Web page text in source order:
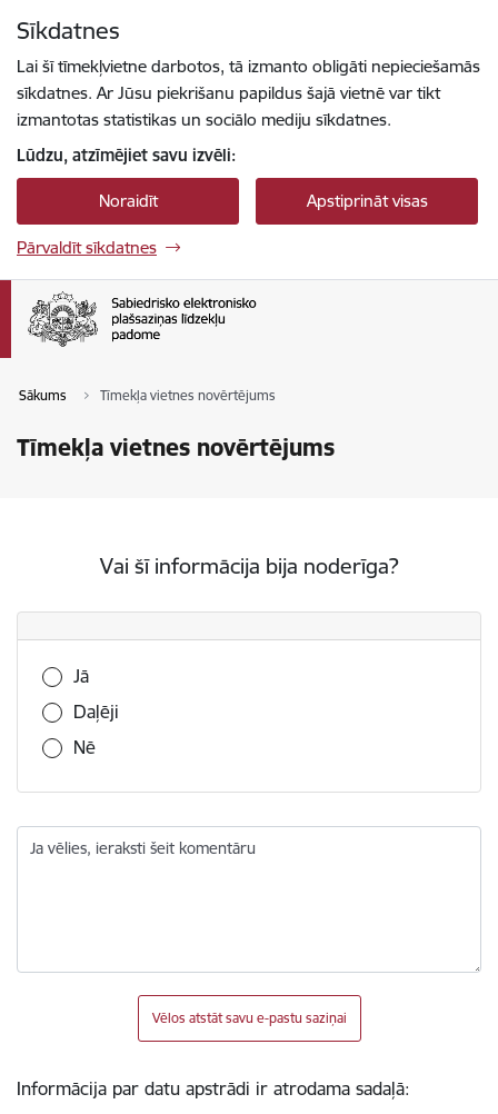
Sīkdatnes
Lai šī tīmekļvietne darbotos, tā izmanto obligāti nepieciešamās
sīkdatnes. Ar Jūsu piekrišanu papildus šajā vietnē var tikt
izmantotas statistikas un sociālo mediju sīkdatnes.
Lūdzu, atzīmējiet savu izvēli:
Noraidīt Apstiprināt visas
Pārvaldīt sīkdatnes
Sākums Tīmekļa vietnes novērtējums
Tīmekļa vietnes novērtējums
Vai šī informācija bija noderīga?
Vai šī informācija bija noderīga?
Jā
Daļēji
Nē
Ja vēlies, ieraksti šeit komentāru
Vēlos atstāt savu e-pastu saziņai
Informācija par datu apstrādi ir atrodama sadaļā: